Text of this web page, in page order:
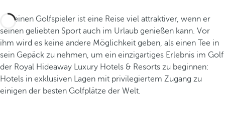
Für einen Golfspieler ist eine Reise viel attraktiver, wenn er
seinen geliebten Sport auch im Urlaub genießen kann. Vor
ihm wird es keine andere Möglichkeit geben, als einen Tee in
sein Gepäck zu nehmen, um ein einzigartiges Erlebnis im Golf
der Royal Hideaway Luxury Hotels & Resorts zu beginnen:
Hotels in exklusiven Lagen mit privilegiertem Zugang zu
einigen der besten Golfplätze der Welt.